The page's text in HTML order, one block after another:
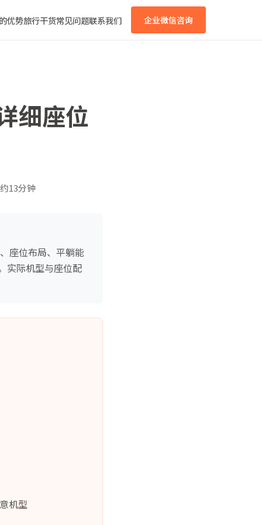
优势旅行干货常见问题联系我们 企业微信咨询
细座位
13分钟
座位布局、平躺能
实际机型与座位配
机型